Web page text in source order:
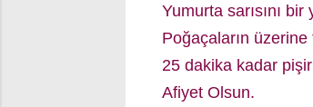
Yumurta sarısını bir
Poğaçaların
25 dakika kadar
Afiyet Olsun.